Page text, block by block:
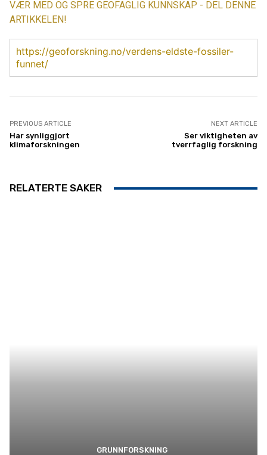
VÆR MED OG SPRE GEOFAGLIG KUNNSKAP - DEL DENNE
ARTIKKELEN!
https://geoforskning.no/verdens-eldste-fossiler-
funnet/
PREVIOUS ARTICLE
Har synliggjort
klimaforskningen
NEXT ARTICLE
Ser viktigheten av
tverrfaglig forskning
RELATERTE SAKER
GRUNNFORSKNING